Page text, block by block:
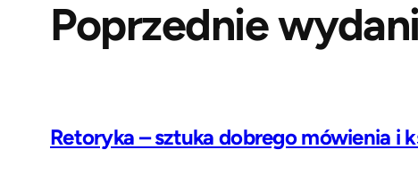
Poprzednie
Retoryka – sztuka dobrego mówienia i